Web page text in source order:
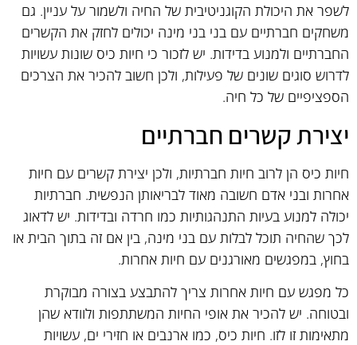
לשפר את היכולת הקוגניטיבית של החיה ולשמור על עניין. גם
משחקים חברתיים עם בני בני מינה יכולים לחזק את הקשרים
החברתיים ולמנוע בדידות. יש לזכור כי חיות כיס שונות עשויות
לדרוש סוגים שונים של פעילות, ולכן חשוב להכיר את הצרכים
הספציפיים של כל חיה.
יצירת קשרים חברתיים
חיות כיס הן לרוב חיות חברתיות, ולכן יצירת קשרים עם חיות
אחרות ובני אדם חשובה מאוד לבריאותן הנפשית. חברתיות
יכולה למנוע בעיות התנהגותיות כמו חרדה ובדידות. יש לדאוג
לכך שהחיה תוכל לבלות עם בני מינה, בין אם זה בתוך הבית או
בחוץ, במפגשים מאורגנים עם חיות אחרות.
כל מפגש עם חיות אחרות צריך להתבצע בצורה מבוקרת
ובטוחה. יש להכיר את אופי החיות המשתתפות ולוודא שהן
מתאימות זו לזו. חיות כיס, כמו ארנבים או חזירי ים, עשויות